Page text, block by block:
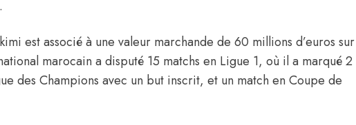
est associé à une valeur marchande de 60 millions d’euros sur
marocain a disputé 15 matchs en Ligue 1, où il a marqué 2
des Champions avec un but inscrit, et un match en Coupe de